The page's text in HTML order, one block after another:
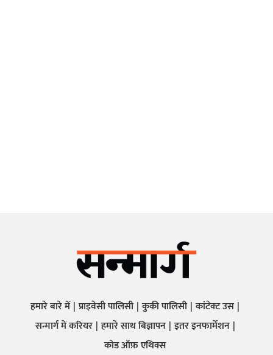
हमारे बारे में प्राइवेसी पालिसी कुकी पालिसी कांटेक्ट उस
सन्मार्ग में करियर हमारे साथ बिज्ञापन इतर इनफार्मेशन
कोड ऑफ़ एथिक्स